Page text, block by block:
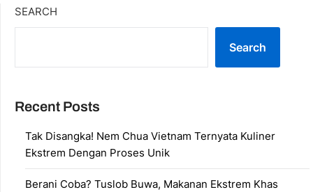
SEARCH
Search
Recent Posts
Tak Disangka! Nem Chua Vietnam Ternyata Kuliner
Ekstrem Dengan Proses Unik
Berani Coba? Tuslob Buwa, Makanan Ekstrem Khas